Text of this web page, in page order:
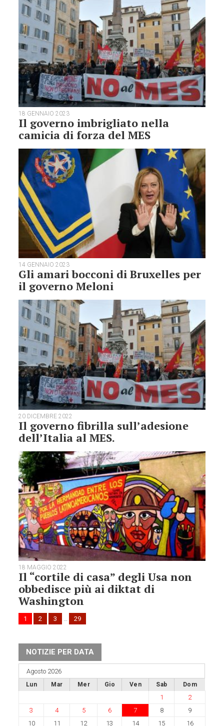
18 GENNAIO 2023
Il governo imbrigliato nella
camicia di forza del MES
14 GENNAIO 2023
Gli amari bocconi di Bruxelles per
il governo Meloni
20 DICEMBRE 2022
Il governo fibrilla sull’adesione
dell’Italia al MES.
18 MAGGIO 2022
Il “cortile di casa” degli Usa non
obbedisce più ai diktat di
Washington
1 2 3 … 29
NOTIZIE PER DATA
Agosto 2026
Lun Mar Mer Gio Ven Sab Dom
1
2
3
4 5 6 7 8
9
10
11 12 13 14 15
16